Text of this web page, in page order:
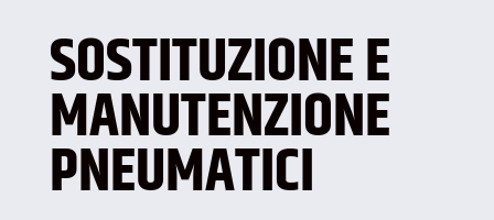
SOSTITUZIONE E
MANUTENZIONE
PNEUMATICI